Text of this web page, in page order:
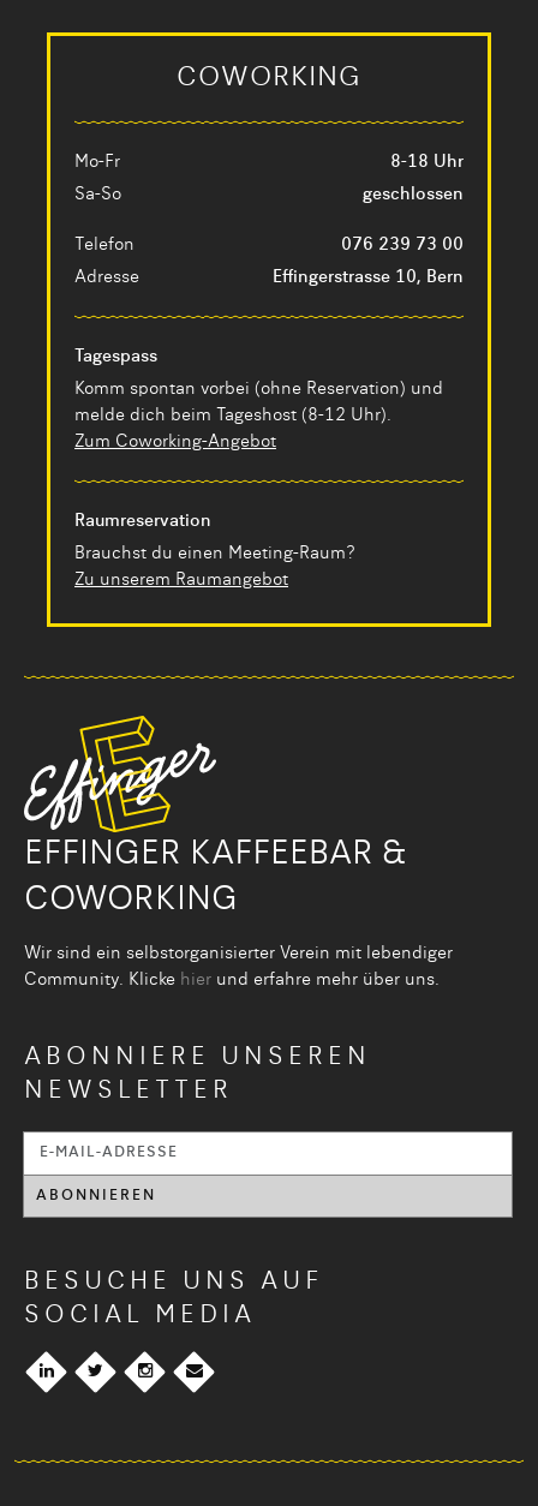
EFFINGER KAFFEEBAR &
COWORKING
Wir sind ein selbstorganisier­ter Verein mit lebendiger
Community. Klicke hier und erfahre mehr über uns.
ABONNIERE UNSEREN
NEWSLETTER
BESUCHE UNS AUF
SOCIAL MEDIA
COWORKING
Mo-Fr
8-18 Uhr
Sa-So
geschlossen
Telefon
076 239 73 00
Adresse
Effingerstrasse 10, Bern
Tagespass
Komm spontan vorbei (ohne Reservation) und
melde dich beim Tageshost (8-12 Uhr).
Zum Coworking-Angebot
Raumreservation
Brauchst du einen Meeting-Raum?
Zu unserem Raumangebot